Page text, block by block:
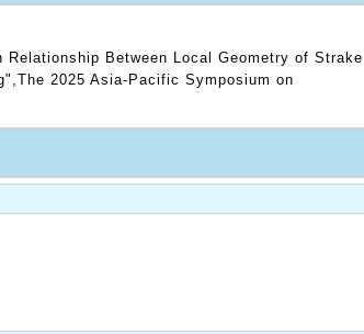
Between Local Geometry of Strake
2025 Asia-Pacific Symposium on